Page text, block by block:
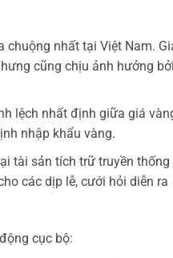
chuộng nhất tại Việt Nam.
cũng chịu ảnh hưởng
lệch nhất định giữa giá
nhập khẩu vàng.
tài sản tích trữ truyền thống
các dịp lễ, cưới hỏi diễn ra
cục bộ: